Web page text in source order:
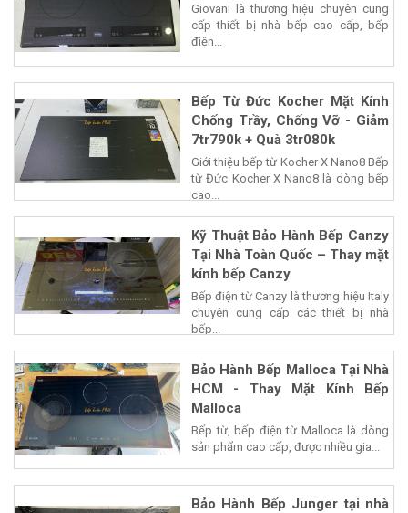
Giovani là thương hiệu chuyên cung
cấp thiết bị nhà bếp cao cấp, bếp
điện...
Bếp Từ Đức Kocher Mặt Kính
Chống Trầy, Chống Vỡ - Giảm
7tr790k + Quà 3tr080k
Giới thiệu bếp từ Kocher X Nano8 Bếp
từ Đức Kocher X Nano8 là dòng bếp
cao...
Kỹ Thuật Bảo Hành Bếp Canzy
Tại Nhà Toàn Quốc – Thay mặt
kính bếp Canzy
Bếp điện từ Canzy là thương hiệu Italy
chuyên cung cấp các thiết bị nhà
bếp...
Bảo Hành Bếp Malloca Tại Nhà
HCM - Thay Mặt Kính Bếp
Malloca
Bếp từ, bếp điện từ Malloca là dòng
sản phẩm cao cấp, được nhiều gia...
Bảo Hành Bếp Junger tại nhà